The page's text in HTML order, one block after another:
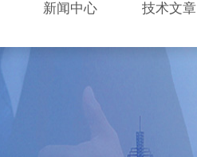
新闻中心 技术文章